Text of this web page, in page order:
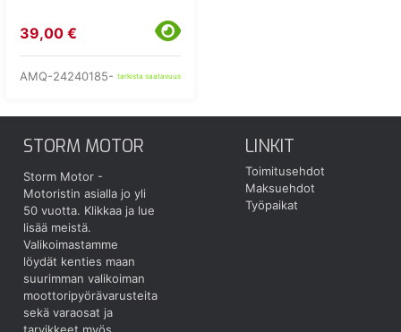
39,00 €
AMQ-24240185- tarkista saatavuus
STORM MOTOR
Storm Motor -
Motoristin asialla jo yli
50 vuotta. Klikkaa ja lue
lisää meistä.
Valikoimastamme
löydät kenties maan
suurimman valikoiman
moottoripyörävarusteita
sekä varaosat ja
LINKIT
Toimitusehdot
Maksuehdot
Työpaikat